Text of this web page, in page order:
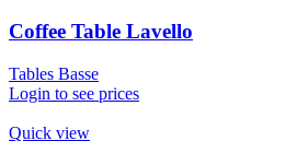
Coffee Table Lavello
Tables Basse
Login to see prices
Quick view